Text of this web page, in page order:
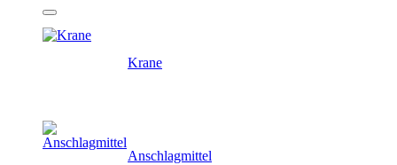
Krane
Anschlagmittel